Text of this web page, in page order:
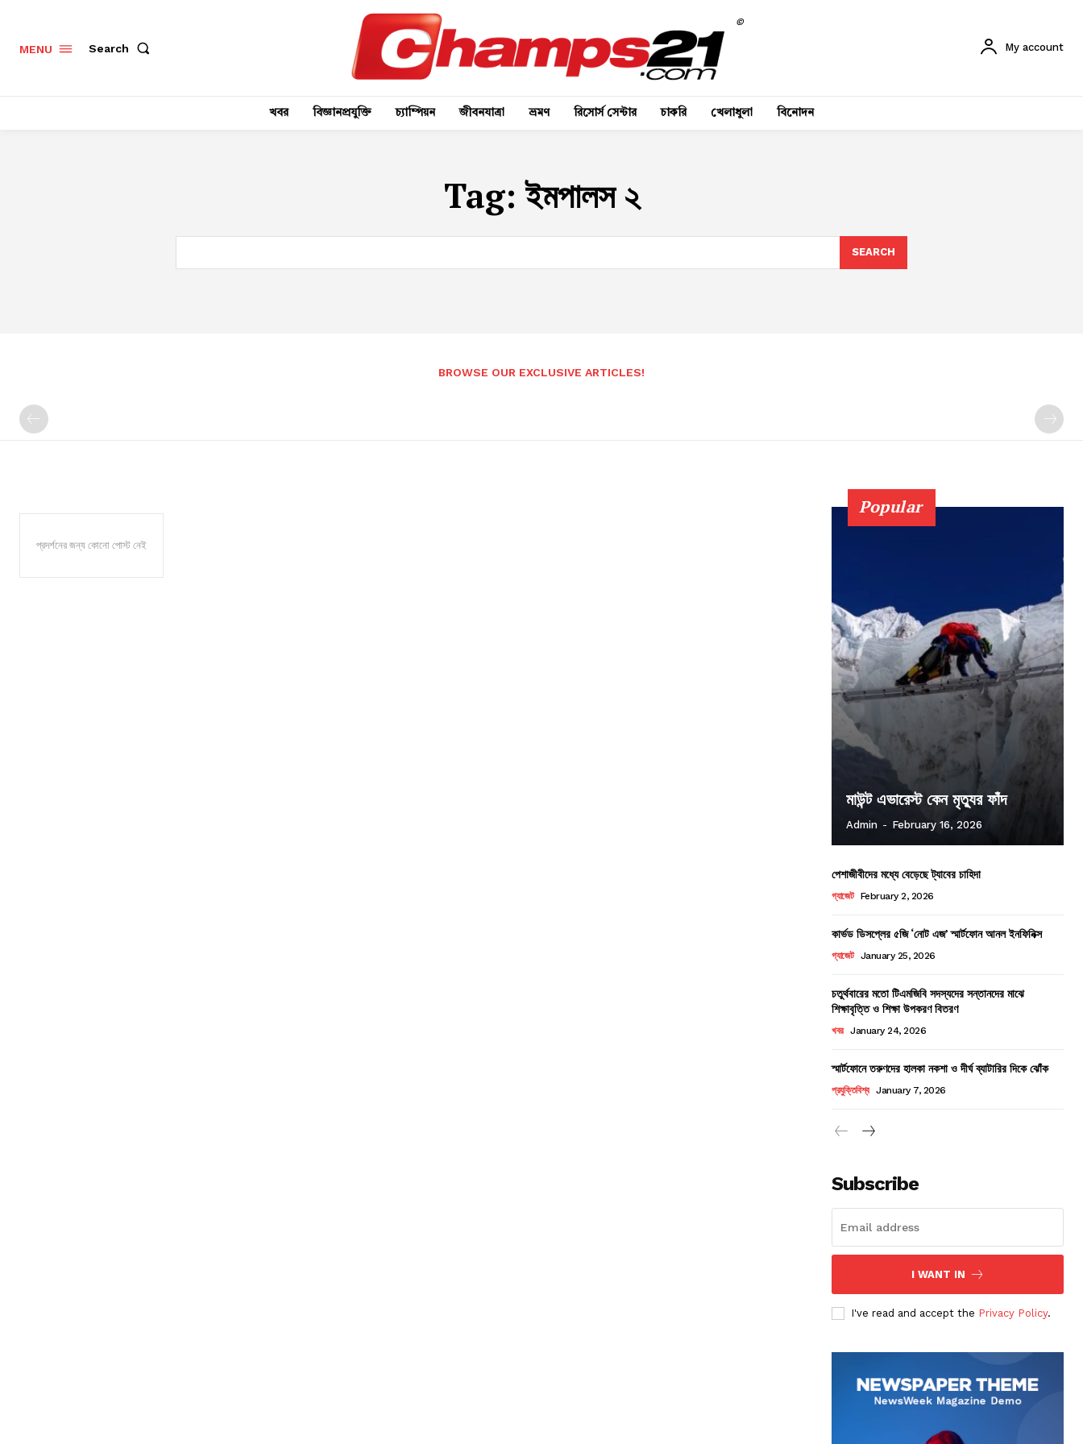
MENU Search
©
My account
খবর বিজ্ঞানপ্রযুক্তি চ্যাম্পিয়ন জীবনযাত্রা ভ্রমণ রিসোর্স সেন্টার চাকরি খেলাধুলা বিনোদন
Tag:ইমপালস ২
SEARCH
BROWSE OUR EXCLUSIVE ARTICLES!
প্রদর্শনের জন্য কোনো পোস্ট নেই
Popular
মাউন্ট এভারেস্ট কেন মৃত্যুর ফাঁদ
Admin - February 16, 2026
পেশাজীবীদের মধ্যে বেড়েছে ট্যাবের চাহিদা
গ্যাজেট February 2, 2026
কার্ভড ডিসপ্লের ৫জি ‘নোট এজ’ স্মার্টফোন আনল ইনফিনিক্স
গ্যাজেট January 25, 2026
চতুর্থবারের মতো টিএমজিবি সদস্যদের সন্তানদের মাঝে
শিক্ষাবৃত্তি ও শিক্ষা উপকরণ বিতরণ
খবর January 24, 2026
স্মার্টফোনে তরুণদের হালকা নকশা ও দীর্ঘ ব্যাটারির দিকে ঝোঁক
প্রযুক্তিবিশ্ব January 7, 2026
Subscribe
I WANT IN
I've read and accept the Privacy Policy.